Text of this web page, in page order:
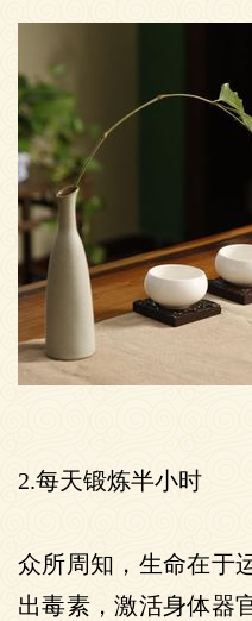
2.每天锻炼半小时
众所周知，生命在于
出毒素，激活身体器